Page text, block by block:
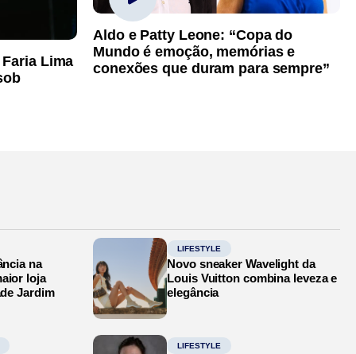
Lima
Aldo e Patty Leone: “Copa do
Mundo é emoção, memórias e
conexões que duram para sempre”
na
loja
Jardim
LIFESTYLE
Novo sneaker Wavelight da
Louis Vuitton combina leveza e
elegância
LIFESTYLE